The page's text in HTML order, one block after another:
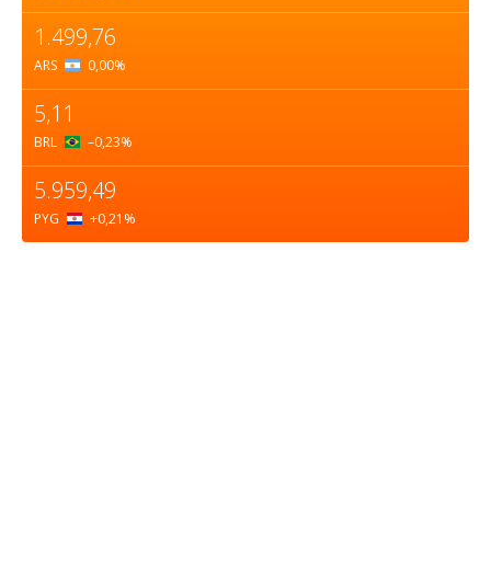
1.499,76
ARS 0,00%
5,11
BRL –0,23%
5.959,49
PYG +0,21 %